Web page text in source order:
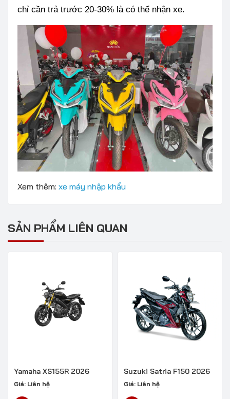
chỉ cần trả trước 20-30% là có thể nhận xe.
Xem thêm: xe máy nhập khẩu
SẢN PHẨM LIÊN QUAN
Yamaha XS155R 2026
Giá: Liên hệ
Suzuki Satria F150 2026
Giá: Liên hệ